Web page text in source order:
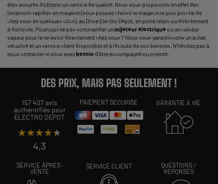
êtes assurés d’obtenir un service de qualité. Nous vous proposons en effet des
livraisons rapides en magasin (vous pouvez choisir le magasin le plus proche de
chez vous en quelques clics), au Drive Electro Dépôt, en point relais ou directement
à domicile. Pourquoi ne pas commander unmijoteur électrique ou un cuiseur
vapeur pour le recevoir directement chez vous ? Nous vous garantissons un achat
sécurisé et un service client disponible et à l’écoute de vos besoins. N’hésitez pas à
nous contacter si vous avezbesoin d’être accompagné ou orienté.
DES PRIX, MAIS PAS SEULEMENT !
157 407 avis
authentifiés pour
ELECTRO DEPOT
★★★★★
★★★★★
4,3
PAIEMENT SÉCURISÉ GARANTIE À VIE
SERVICE APRÈS-
VENTE
SERVICE CLIENT
QUESTIONS /
RÉPONSES